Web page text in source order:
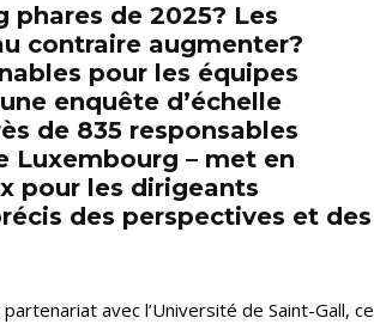
de 2025? Les
contraire augmenter?
pour les équipes
enquête d’échelle
de 835 responsables
Luxembourg – met en
pour les dirigeants
des perspectives et des
partenariat avec l’Université de Saint-Gall, ce